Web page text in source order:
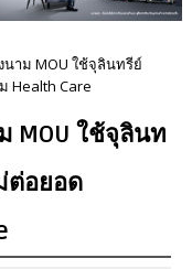
นาม MOU ใช้จุลินทรีย์
Health Care
MOU ใช้จุลินท
ต่อยอด